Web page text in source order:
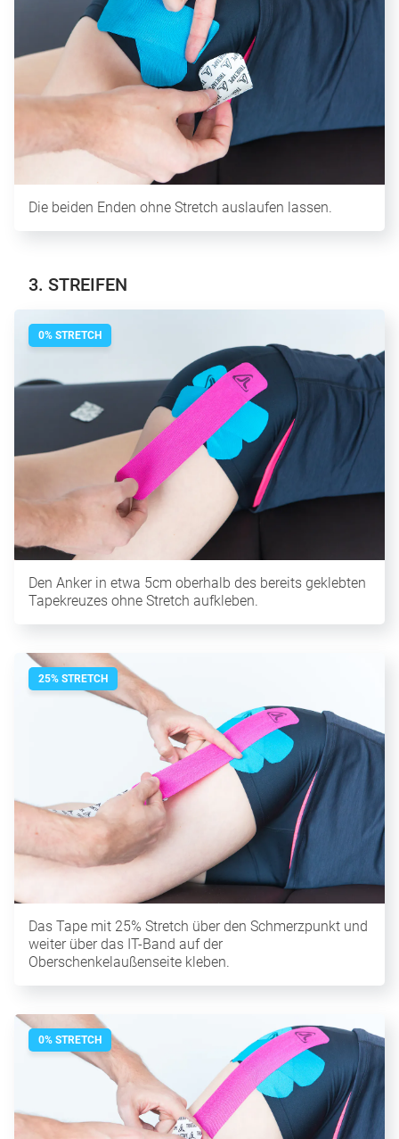
Die beiden Enden ohne Stretch auslaufen lassen.
3. STREIFEN
0% STRETCH
Den Anker in etwa 5cm oberhalb des bereits geklebten
Tapekreuzes ohne Stretch aufkleben.
25% STRETCH
Das Tape mit 25% Stretch über den Schmerzpunkt und
weiter über das IT-Band auf der
Oberschenkelaußenseite kleben.
0% STRETCH